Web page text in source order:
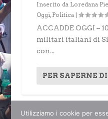
Inserito da Loredana
Oggi, Politica|
ACCADDE OGGI –
militari italiani di
con...
PER SAPERNE
Utilizziamo i cookie per